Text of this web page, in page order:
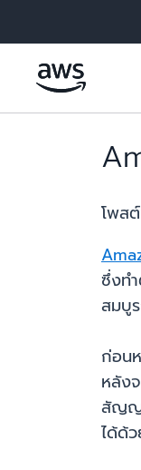
โพส
ซึ่งท
สมบู
ก่อน
หลัง
สัญญ
ได้ด้